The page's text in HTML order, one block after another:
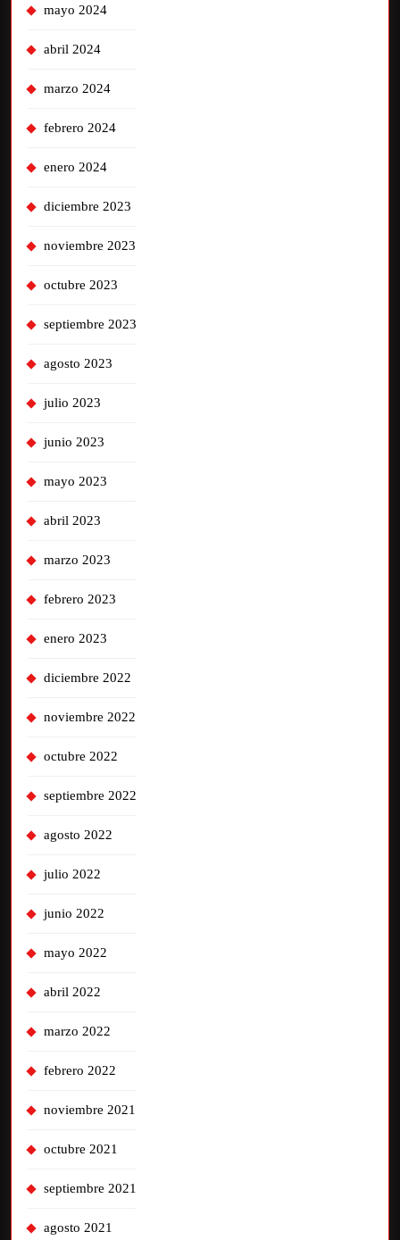
mayo 2024
abril 2024
marzo 2024
febrero 2024
enero 2024
diciembre 2023
noviembre 2023
octubre 2023
septiembre 2023
agosto 2023
julio 2023
junio 2023
mayo 2023
abril 2023
marzo 2023
febrero 2023
enero 2023
diciembre 2022
noviembre 2022
octubre 2022
septiembre 2022
agosto 2022
julio 2022
junio 2022
mayo 2022
abril 2022
marzo 2022
febrero 2022
noviembre 2021
octubre 2021
septiembre 2021
agosto 2021